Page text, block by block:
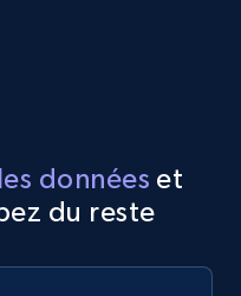
données et
du reste